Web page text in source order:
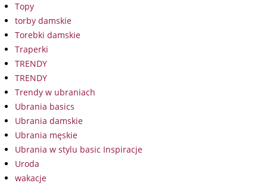
Topy
torby damskie
Torebki damskie
Traperki
TRENDY
TRENDY
Trendy w ubraniach
Ubrania basics
Ubrania damskie
Ubrania męskie
Ubrania w stylu basic Inspiracje
Uroda
wakacje